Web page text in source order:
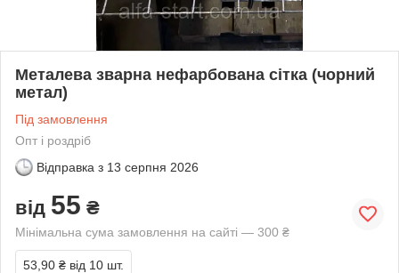
Металева зварна нефарбована сітка (чорний
метал)
Під замовлення
Опт і роздріб
Відправка з 13 серпня 2026
від 55 ₴
Мінімальна сума замовлення на сайті — 300 ₴
53,90 ₴ від 10 шт.